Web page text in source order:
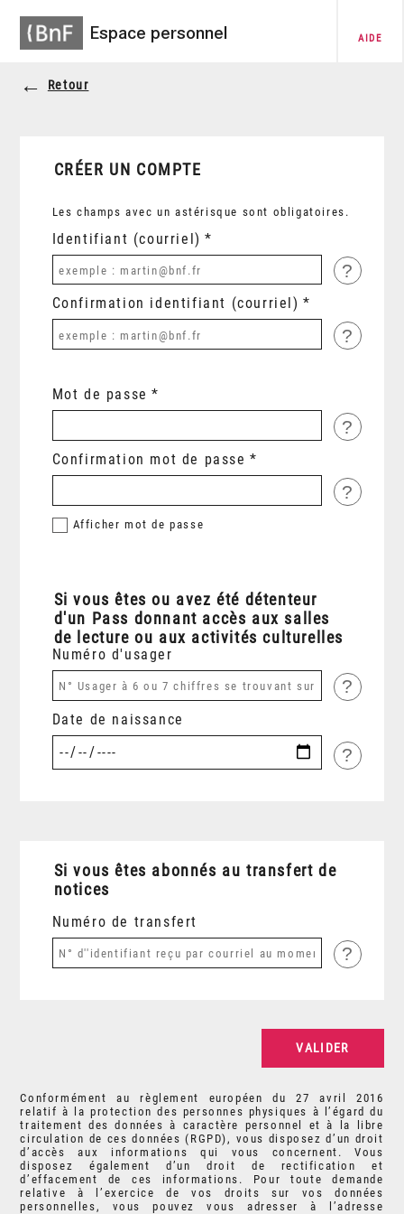
Espace personnel AIDE
Retour
CRÉER UN COMPTE
Les champs avec un astérisque sont obligatoires.
Identifiant (courriel)
?
Confirmation identifiant (courriel)
?
Mot de passe
?
Confirmation mot de passe
?
Afficher mot de passe
Si vous êtes ou avez été détenteur
d'un Pass donnant accès aux salles
de lecture ou aux activités culturelles
Numéro d'usager
?
Date de naissance
?
Si vous êtes abonnés au transfert de
notices
Numéro de transfert
?
Conformément au règlement européen du 27 avril 2016
relatif à la protection des personnes physiques à l’égard du
traitement des données à caractère personnel et à la libre
circulation de ces données (RGPD), vous disposez d’un droit
d’accès aux informations qui vous concernent. Vous
disposez également d’un droit de rectification et
d’effacement de ces informations. Pour toute demande
relative à l’exercice de vos droits sur vos données
personnelles, vous pouvez vous adresser à l’adresse